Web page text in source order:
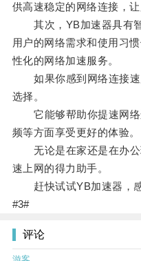
供高速稳定的网络连接，
其次，YB加速器具有智
用户的网络需求和使用习
性化的网络加速服务。
如果你感到网络连接速
选择。
它能够帮助你提速网络
频等方面享受更好的体验。
无论是在家还是在办公
速上网的得力助手。
赶快试试YB加速器，感
#3#
评论